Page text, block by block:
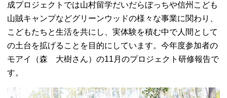
成プロジェクトでは山村留学だいだらぼっちや信州こども
山賊キャンプなどグリーンウッドの様々な事業に関わり、
こどもたちと生活を共にし、実体験を積む中で人間として
の土台を拡げることを目的にしています。今年度参加者の
モアイ（森 大樹さん）の11月のプロジェクト研修報告で
す。